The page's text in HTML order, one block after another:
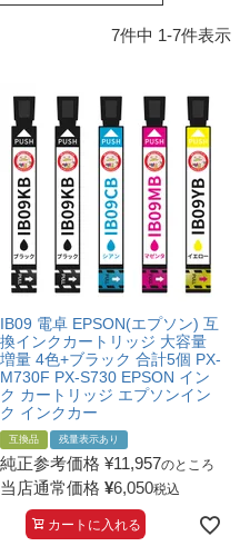
7件中 1-7件表示
IB09 電卓 EPSON(エプソン) 互
換インクカートリッジ 大容量
増量 4色+ブラック 合計5個 PX-
M730F PX-S730 EPSON イン
ク カートリッジ エプソンイン
ク インクカー
互換品 残量表示あり
純正参考価格 ¥11,957のところ
当店通常価格 ¥6,050税込
カートに入れる